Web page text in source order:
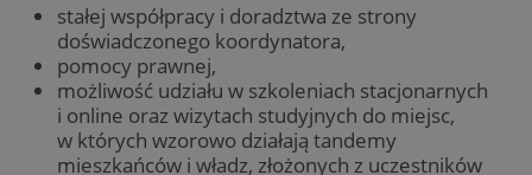
stałej współpracy i doradztwa ze strony
doświadczonego koordynatora,
pomocy prawnej,
możliwość udziału w szkoleniach stacjonarnych
i online oraz wizytach studyjnych do miejsc,
w których wzorowo działają tandemy
mieszkańców i władz, złożonych z uczestników